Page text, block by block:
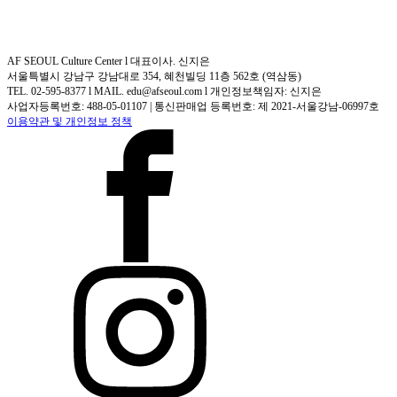
AF SEOUL Culture Center l 대표이사. 신지은
서울특별시 강남구 강남대로 354, 혜천빌딩 11층 562호 (역삼동)
TEL. 02-595-8377 l MAIL. edu@afseoul.com l 개인정보책임자: 신지은
사업자등록번호: 488-05-01107 | 통신판매업 등록번호: 제 2021-서울강남-06997호
이용약관 및 개인정보 정책